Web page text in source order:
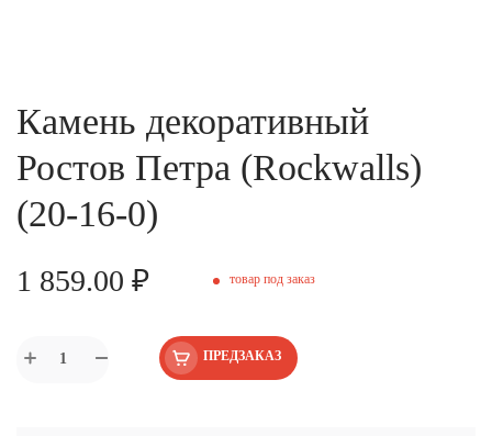
Камень декоративный
Ростов Петра (Rockwalls)
(20-16-0)
1 859.00 ₽ товар под заказ
ПРЕДЗАКАЗ